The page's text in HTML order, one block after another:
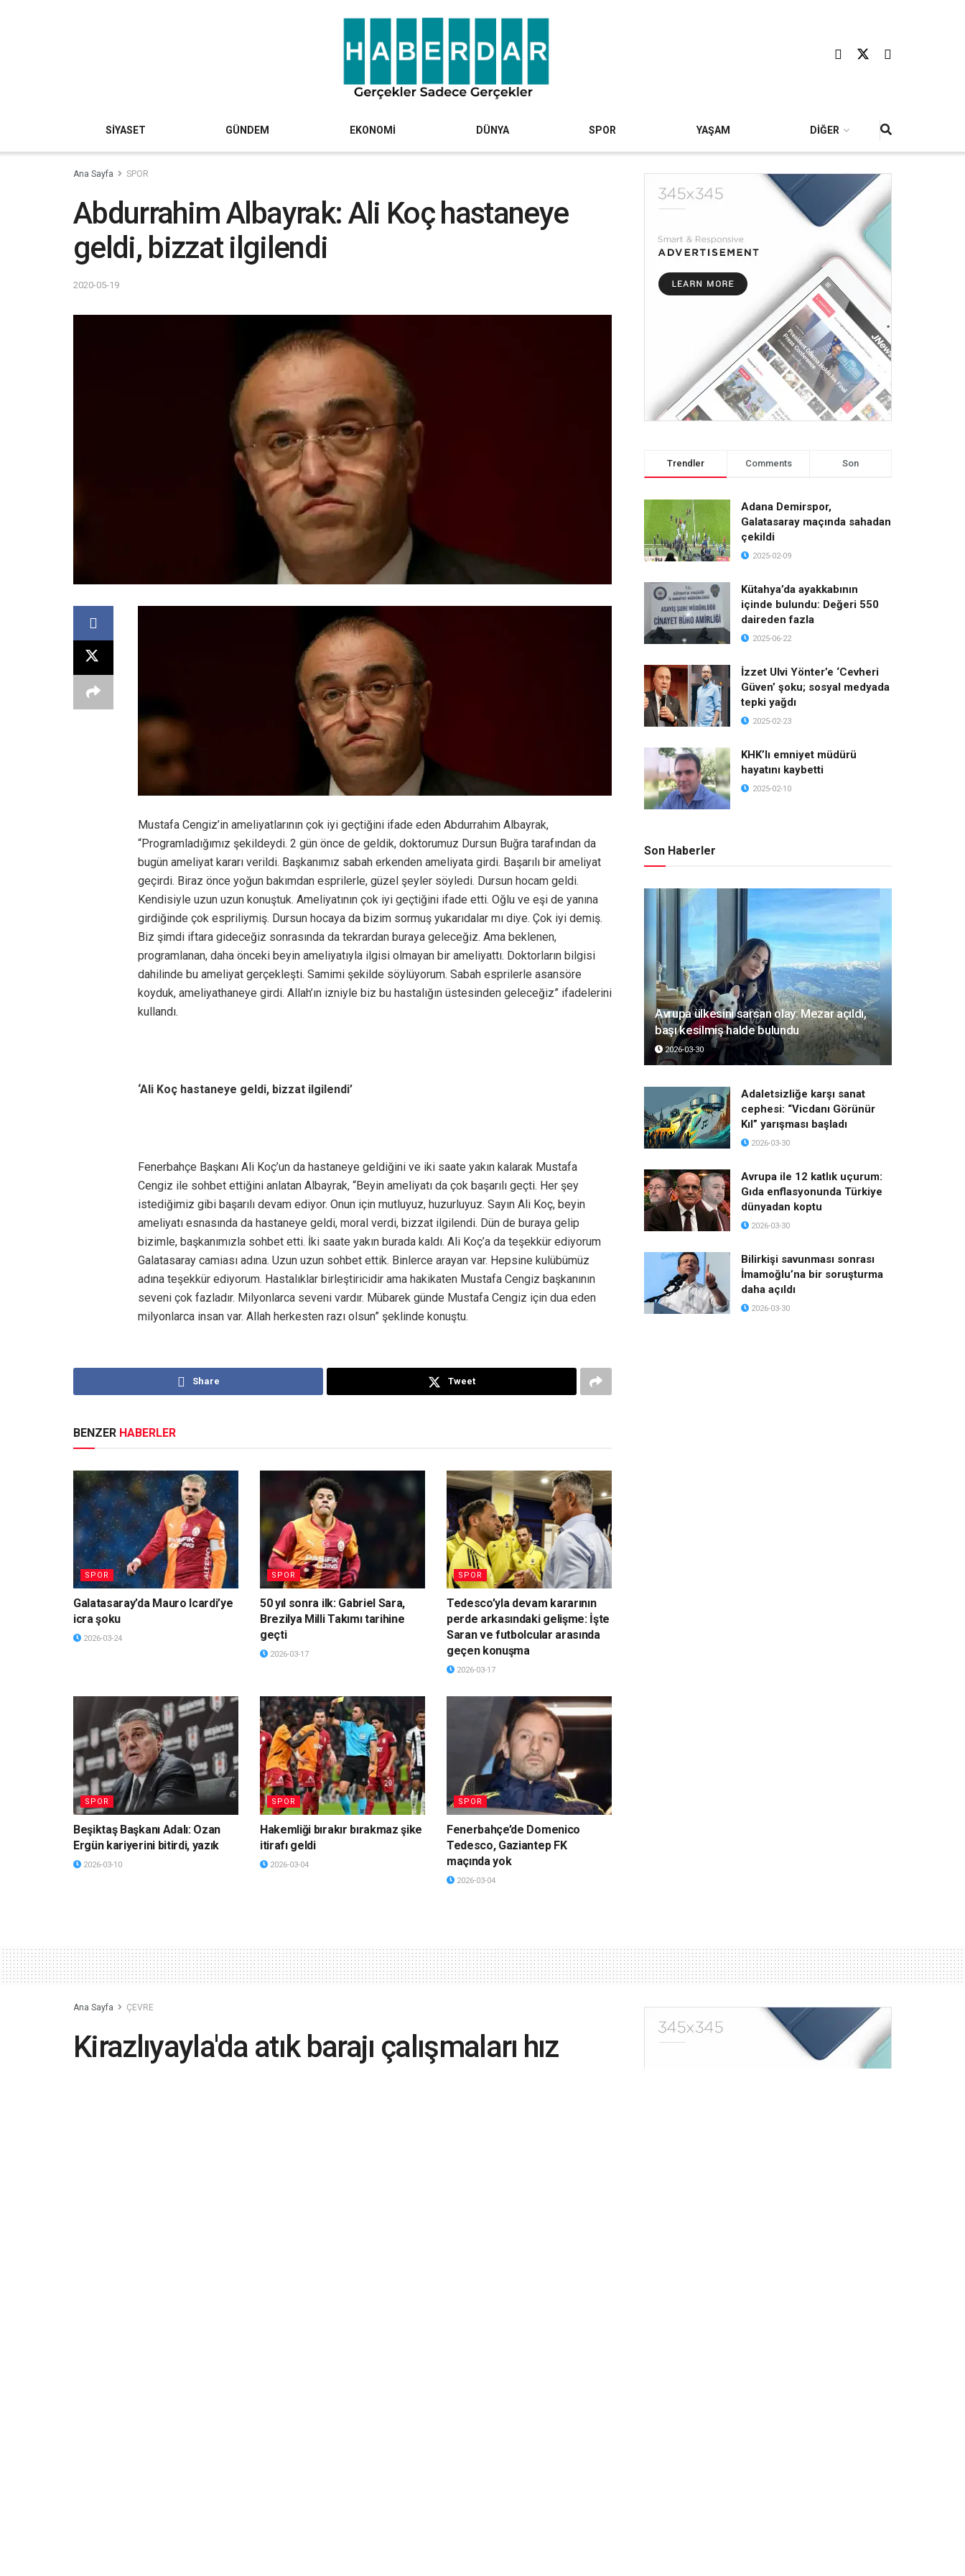
SİYASET GÜNDEM EKONOMİ DÜNYA SPOR YAŞAM DİĞER
Ana Sayfa SPOR
Abdurrahim Albayrak: Ali Koç hastaneye
geldi, bizzat ilgilendi
2020-05-19
Mustafa Cengiz’in ameliyatlarının çok iyi geçtiğini ifade eden Abdurrahim Albayrak,
“Programladığımız şekildeydi. 2 gün önce de geldik, doktorumuz Dursun Buğra tarafından da
bugün ameliyat kararı verildi. Başkanımız sabah erkenden ameliyata girdi. Başarılı bir ameliyat
geçirdi. Biraz önce yoğun bakımdan esprilerle, güzel şeyler söyledi. Dursun hocam geldi.
Kendisiyle uzun uzun konuştuk. Ameliyatının çok iyi geçtiğini ifade etti. Oğlu ve eşi de yanına
girdiğinde çok espriliymiş. Dursun hocaya da bizim sormuş yukarıdalar mı diye. Çok iyi demiş.
Biz şimdi iftara gideceğiz sonrasında da tekrardan buraya geleceğiz. Ama beklenen,
programlanan, daha önceki beyin ameliyatıyla ilgisi olmayan bir ameliyattı. Doktorların bilgisi
dahilinde bu ameliyat gerçekleşti. Samimi şekilde söylüyorum. Sabah esprilerle asansöre
koyduk, ameliyathaneye girdi. Allah’ın izniyle biz bu hastalığın üstesinden geleceğiz” ifadelerini
kullandı.
‘Ali Koç hastaneye geldi, bizzat ilgilendi’
Fenerbahçe Başkanı Ali Koç’un da hastaneye geldiğini ve iki saate yakın kalarak Mustafa
Cengiz ile sohbet ettiğini anlatan Albayrak, “Beyin ameliyatı da çok başarılı geçti. Her şey
istediğimiz gibi başarılı devam ediyor. Onun için mutluyuz, huzurluyuz. Sayın Ali Koç, beyin
ameliyatı esnasında da hastaneye geldi, moral verdi, bizzat ilgilendi. Dün de buraya gelip
bizimle, başkanımızla sohbet etti. İki saate yakın burada kaldı. Ali Koç’a da teşekkür ediyorum
Galatasaray camiası adına. Uzun uzun sohbet ettik. Binlerce arayan var. Hepsine kulübümüz
adına teşekkür ediyorum. Hastalıklar birleştiricidir ama hakikaten Mustafa Cengiz başkanının
seveni çok fazladır. Milyonlarca seveni vardır. Mübarek günde Mustafa Cengiz için dua eden
milyonlarca insan var. Allah herkesten razı olsun” şeklinde konuştu.
Share Tweet
BENZER HABERLER
SPOR
Galatasaray’da Mauro Icardi’ye
icra şoku
2026-03-24
SPOR
50 yıl sonra ilk: Gabriel Sara,
Brezilya Milli Takımı tarihine
geçti
2026-03-17
SPOR
Tedesco’yla devam kararının
perde arkasındaki gelişme: İşte
Saran ve futbolcular arasında
geçen konuşma
2026-03-17
SPOR
Beşiktaş Başkanı Adalı: Ozan
Ergün kariyerini bitirdi, yazık
2026-03-10
SPOR
Hakemliği bırakır bırakmaz şike
itirafı geldi
2026-03-04
SPOR
Fenerbahçe’de Domenico
Tedesco, Gaziantep FK
maçında yok
2026-03-04
Trendler Comments Son
Adana Demirspor,
Galatasaray maçında sahadan
çekildi
2025-02-09
Kütahya’da ayakkabının
içinde bulundu: Değeri 550
daireden fazla
2025-06-22
İzzet Ulvi Yönter’e ‘Cevheri
Güven’ şoku; sosyal medyada
tepki yağdı
2025-02-23
KHK’lı emniyet müdürü
hayatını kaybetti
2025-02-10
Son Haberler
Avrupa ülkesini sarsan olay: Mezar açıldı,
başı kesilmiş halde bulundu
2026-03-30
Adaletsizliğe karşı sanat
cephesi: “Vicdanı Görünür
Kıl” yarışması başladı
2026-03-30
Avrupa ile 12 katlık uçurum:
Gıda enflasyonunda Türkiye
dünyadan koptu
2026-03-30
Bilirkişi savunması sonrası
İmamoğlu’na bir soruşturma
daha açıldı
2026-03-30
Ana Sayfa ÇEVRE
Kirazlıyayla'da atık barajı çalışmaları hız